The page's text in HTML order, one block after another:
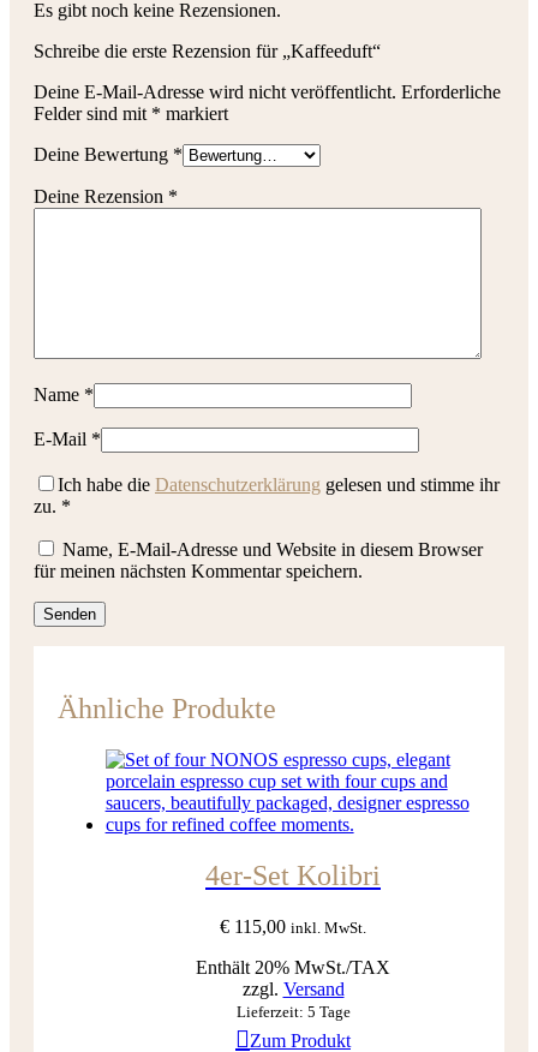
Es gibt noch keine Rezensionen.
Schreibe die erste Rezension für „Kaffeeduft“
Deine E-Mail-Adresse wird nicht veröffentlicht. Erforderliche
Felder sind mit * markiert
Deine Bewertung *
Deine Rezension *
Name *
E-Mail *
Ich habe die Datenschutzerklärung gelesen und stimme ihr
zu. *
Name, E-Mail-Adresse und Website in diesem Browser
für meinen nächsten Kommentar speichern.
Ähnliche Produkte
4er-Set Kolibri
€ 115,00 inkl. MwSt.
Enthält 20% MwSt./TAX
zzgl. Versand
Lieferzeit: 5 Tage
Zum Produkt